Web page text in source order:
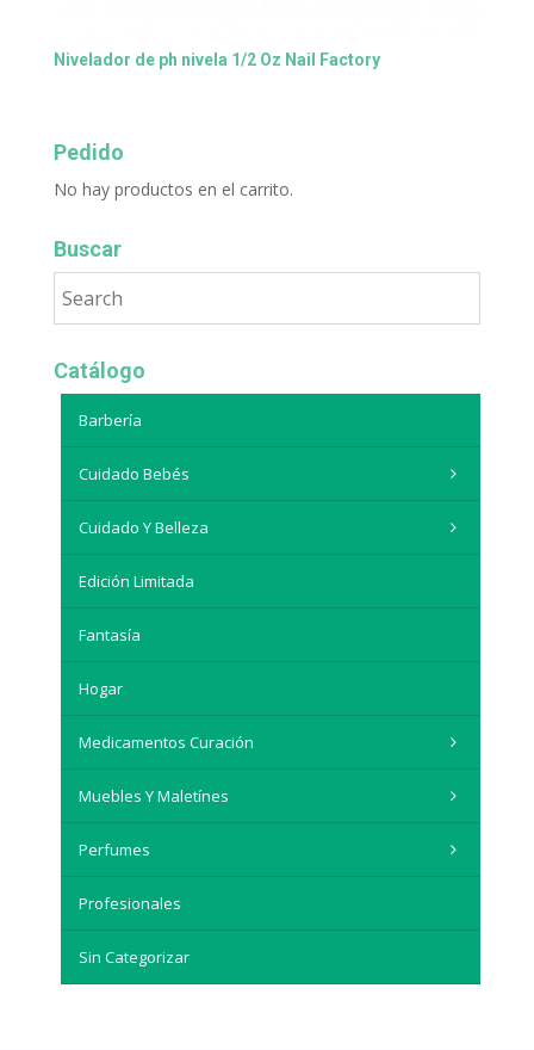
Nivelador de ph nivela 1/2 Oz Nail Factory
Pedido
No hay productos en el carrito.
Buscar
Catálogo
Barbería
Cuidado Bebés
Cuidado Y Belleza
Edición Limitada
Fantasía
Hogar
Medicamentos Curación
Muebles Y Maletínes
Perfumes
Profesionales
Sin Categorizar